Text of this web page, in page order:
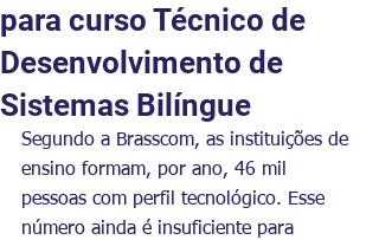
para curso Técnico de
Desenvolvimento de
Sistemas Bilíngue
Segundo a Brasscom, as instituições de
ensino formam, por ano, 46 mil
pessoas com perfil tecnológico. Esse
número ainda é insuficiente para